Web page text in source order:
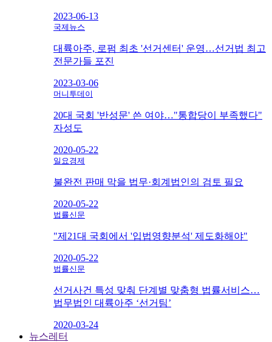
2023-06-13
국제뉴스
대륙아주, 로펌 최초 '선거센터' 운영…선거법 최고
전문가들 포진
2023-03-06
머니투데이
20대 국회 '반성문' 쓴 여야…"통합당이 부족했다"
자성도
2020-05-22
일요경제
불완전 판매 막을 법무·회계법인의 검토 필요
2020-05-22
법률신문
"제21대 국회에서 '입법영향분석' 제도화해야"
2020-05-22
법률신문
선거사건 특성 맞춰 단계별 맞춤형 법률서비스…
법무법인 대륙아주 ‘선거팀’
2020-03-24
뉴스레터